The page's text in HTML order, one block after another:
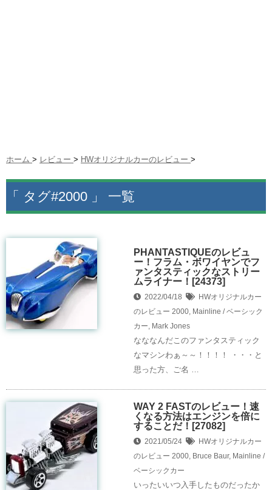
ホーム > レビュー > HWオリジナルカーのレビュー >
「 タグ#2000 」 一覧
PHANTASTIQUEのレビュ
ー！フラム・ボワイヤンでフ
ァンタスティックなストリー
ムライナー！[24373]
2022/04/18
HWオリジナルカー
のレビュー 2000, Mainline / ベーシック
カー, Mark Jones
なななんだこのファンタスティック
なマシンわぁ～～！！！！ ・・・と
思った方、ご名 …
WAY 2 FASTのレビュー！速
くなる方法はエンジンを倍に
することだ！[27082]
2021/05/24
HWオリジナルカー
のレビュー 2000, Bruce Baur, Mainline /
ベーシックカー
いったいいつ入手したものだったか